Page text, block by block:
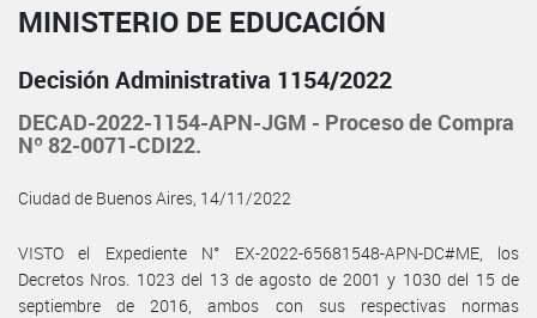
MINISTERIO DE EDUCACIÓN
Decisión Administrativa 1154/2022
DECAD-2022-1154-APN-JGM - Proceso de Compra
Nº 82-0071-CDI22.
Ciudad de Buenos Aires, 14/11/2022
VISTO el Expediente N° EX-2022-65681548-APN-DC#ME, los
Decretos Nros. 1023 del 13 de agosto de 2001 y 1030 del 15 de
septiembre de 2016, ambos con sus respectivas normas